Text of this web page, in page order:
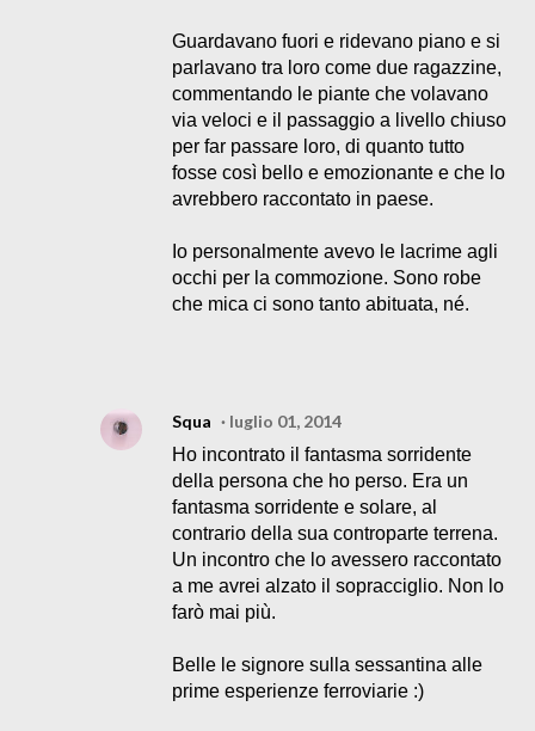
Guardavano fuori e ridevano piano e si
parlavano tra loro come due ragazzine,
commentando le piante che volavano
via veloci e il passaggio a livello chiuso
per far passare loro, di quanto tutto
fosse così bello e emozionante e che lo
avrebbero raccontato in paese.
Io personalmente avevo le lacrime agli
occhi per la commozione. Sono robe
che mica ci sono tanto abituata, né.
Squa
luglio 01, 2014
Ho incontrato il fantasma sorridente
della persona che ho perso. Era un
fantasma sorridente e solare, al
contrario della sua controparte terrena.
Un incontro che lo avessero raccontato
a me avrei alzato il sopracciglio. Non lo
farò mai più.
Belle le signore sulla sessantina alle
prime esperienze ferroviarie :)